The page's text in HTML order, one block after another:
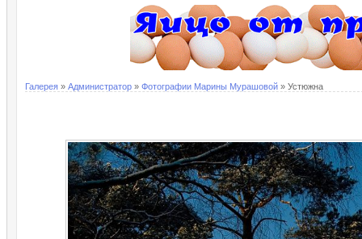
Галерея » Администратор » Фотографии Марины Мурашовой » Устюжна